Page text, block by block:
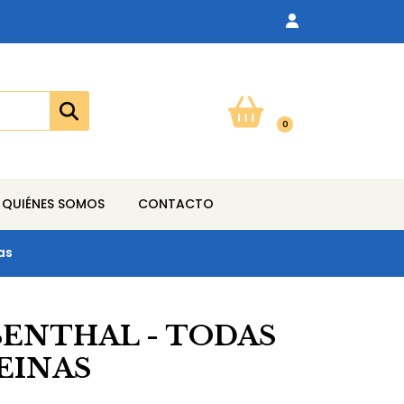
0
QUIÉNES SOMOS CONTACTO
- TODAS